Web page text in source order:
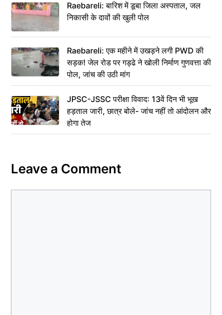
Raebareli: बारिश में डूबा जिला अस्पताल, जल
निकासी के दावों की खुली पोल
Raebareli: एक महीने में उखड़ने लगी PWD की
सड़क! जेल रोड पर गड्ढे ने खोली निर्माण गुणवत्ता की
पोल, जांच की उठी मांग
JPSC-JSSC परीक्षा विवाद: 13वें दिन भी भूख
हड़ताल जारी, छात्र बोले- जांच नहीं तो आंदोलन और
होगा तेज
Leave a Comment